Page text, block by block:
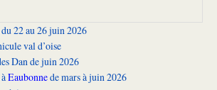
22 au 26 juin 2026
val d’oise
Dan de juin 2026
àEaubonnede mars à juin 2026